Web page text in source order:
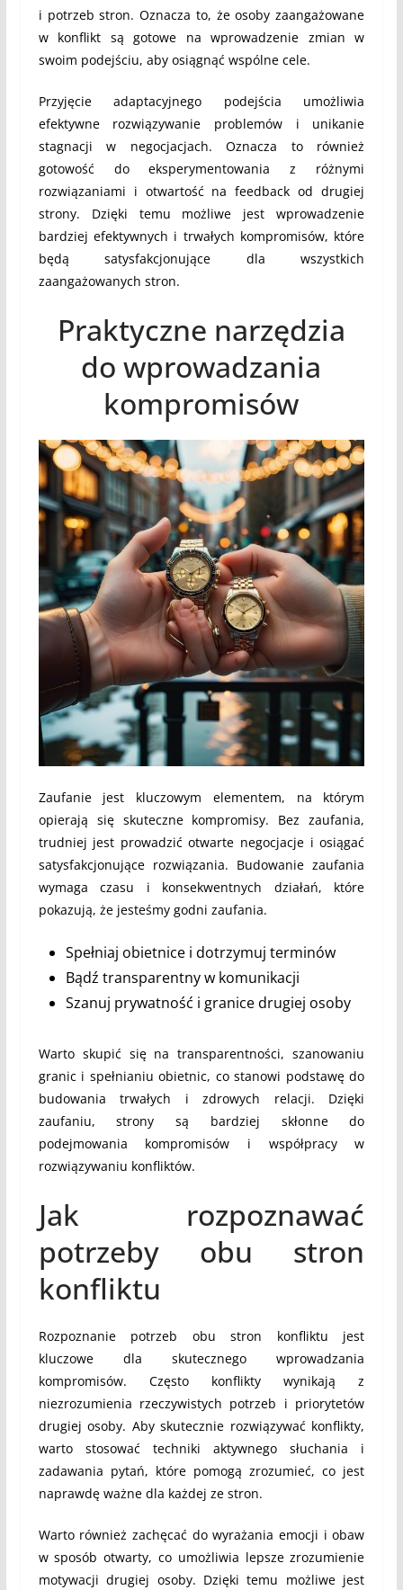
i potrzeb stron. Oznacza to, że osoby zaangażowane
w konflikt są gotowe na wprowadzenie zmian w
swoim podejściu, aby osiągnąć wspólne cele.
Przyjęcie adaptacyjnego podejścia umożliwia
efektywne rozwiązywanie problemów i unikanie
stagnacji w negocjacjach. Oznacza to również
gotowość do eksperymentowania z różnymi
rozwiązaniami i otwartość na feedback od drugiej
strony. Dzięki temu możliwe jest wprowadzenie
bardziej efektywnych i trwałych kompromisów, które
będą satysfakcjonujące dla wszystkich
zaangażowanych stron.
Praktyczne narzędzia
do wprowadzania
kompromisów
Zaufanie jest kluczowym elementem, na którym
opierają się skuteczne kompromisy. Bez zaufania,
trudniej jest prowadzić otwarte negocjacje i osiągać
satysfakcjonujące rozwiązania. Budowanie zaufania
wymaga czasu i konsekwentnych działań, które
pokazują, że jesteśmy godni zaufania.
Spełniaj obietnice i dotrzymuj terminów
Bądź transparentny w komunikacji
Szanuj prywatność i granice drugiej osoby
Warto skupić się na transparentności, szanowaniu
granic i spełnianiu obietnic, co stanowi podstawę do
budowania trwałych i zdrowych relacji. Dzięki
zaufaniu, strony są bardziej skłonne do
podejmowania kompromisów i współpracy w
rozwiązywaniu konfliktów.
Jak rozpoznawać
potrzeby obu stron
konfliktu
Rozpoznanie potrzeb obu stron konfliktu jest
kluczowe dla skutecznego wprowadzania
kompromisów. Często konflikty wynikają z
niezrozumienia rzeczywistych potrzeb i priorytetów
drugiej osoby. Aby skutecznie rozwiązywać konflikty,
warto stosować techniki aktywnego słuchania i
zadawania pytań, które pomogą zrozumieć, co jest
naprawdę ważne dla każdej ze stron.
Warto również zachęcać do wyrażania emocji i obaw
w sposób otwarty, co umożliwia lepsze zrozumienie
motywacji drugiej osoby. Dzięki temu możliwe jest